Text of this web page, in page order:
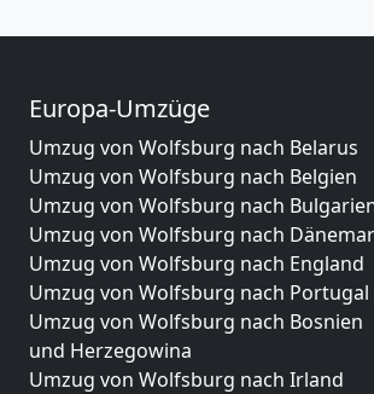
Europa-Umzüge
Umzug von Wolfsburg nach Belarus
Umzug von Wolfsburg nach Belgien
Umzug von Wolfsburg nach
Umzug von Wolfsburg nach
Umzug von Wolfsburg nach England
Umzug von Wolfsburg nach Portugal
Umzug von Wolfsburg nach Bosnien
und Herzegowina
Umzug von Wolfsburg nach Irland